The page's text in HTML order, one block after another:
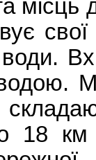
18 км